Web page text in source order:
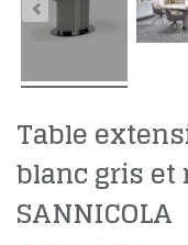
Table
blanc gris et
SANNICOLA